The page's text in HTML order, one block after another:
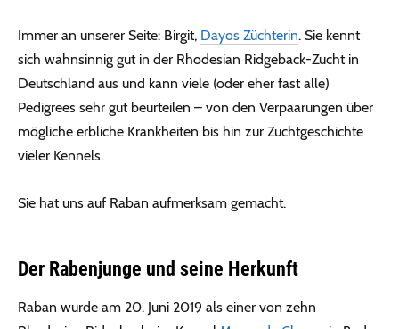
Immer an unserer Seite: Birgit, Dayos Züchterin. Sie kennt
sich wahnsinnig gut in der Rhodesian Ridgeback-Zucht in
Deutschland aus und kann viele (oder eher fast alle)
Pedigrees sehr gut beurteilen – von den Verpaarungen über
mögliche erbliche Krankheiten bis hin zur Zuchtgeschichte
vieler Kennels.
Sie hat uns auf Raban aufmerksam gemacht.
Der Rabenjunge und seine Herkunft
Raban wurde am 20. Juni 2019 als einer von zehn